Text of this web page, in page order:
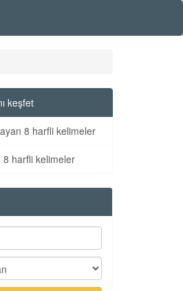
keşfet
8 harfli kelimeler
harfli kelimeler